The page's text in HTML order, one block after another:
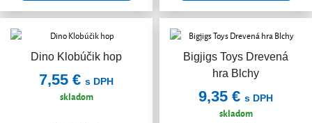
Dino Klobúčik hop
7,55 € s DPH
skladom
Bigjigs Toys Drevená
hra Blchy
9,35 € s DPH
skladom